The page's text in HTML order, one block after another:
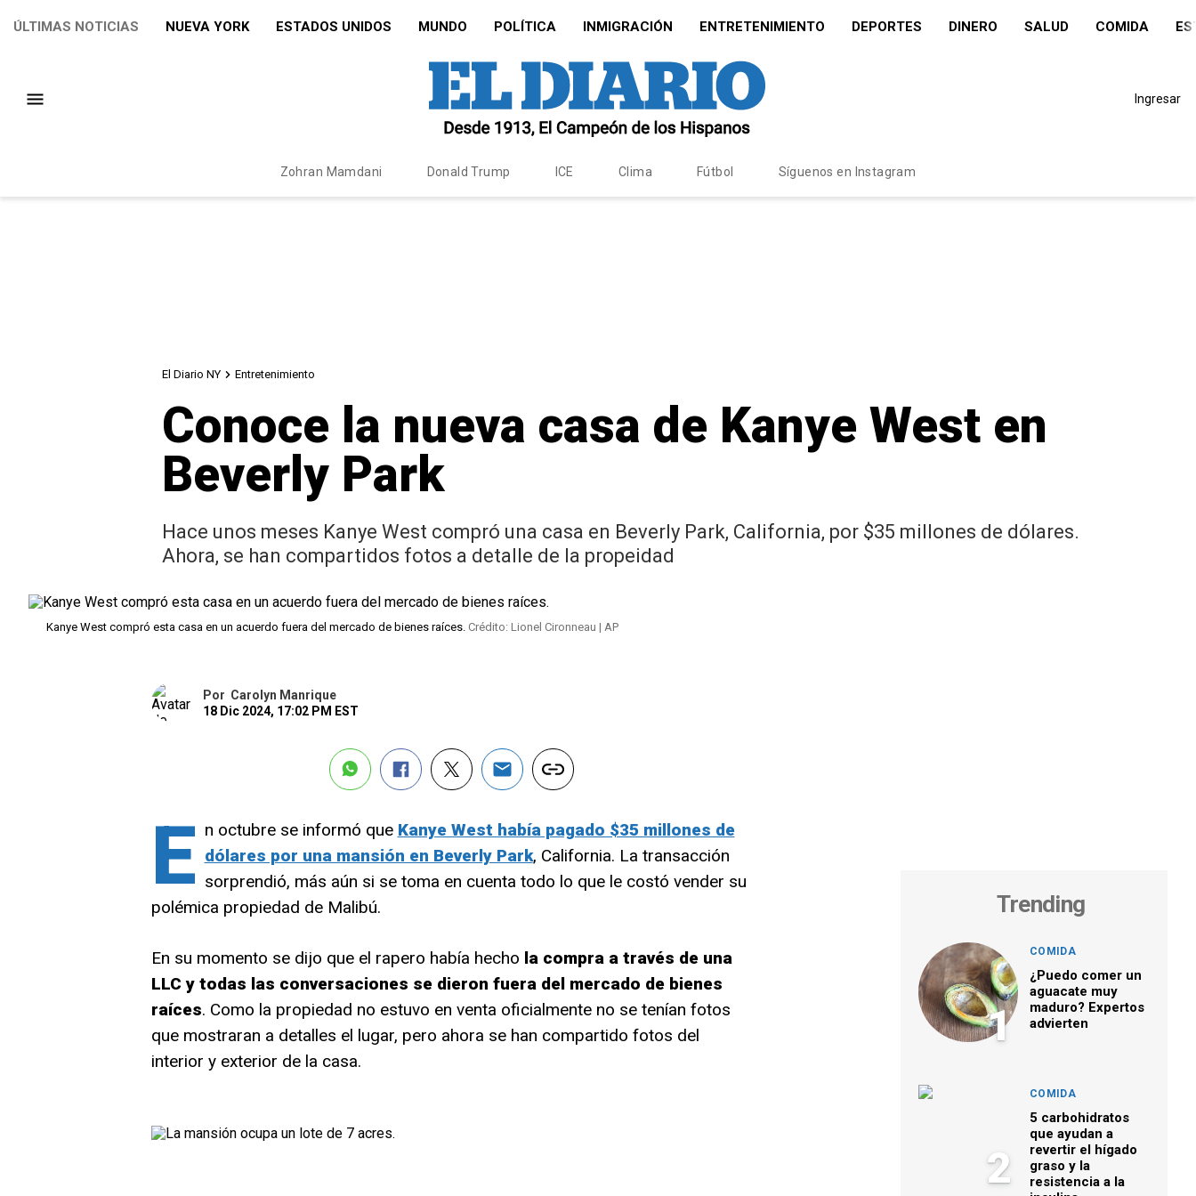
ÚLTIMAS NOTICIAS NUEVA YORK ESTADOS UNIDOS MUNDO POLÍTICA INMIGRACIÓN ENTRETENIMIENTO DEPORTES DINERO SALUD COMIDA
Ingresar
Zohran Mamdani Donald Trump ICE Clima Fútbol Síguenos en Instagram
El Diario NY Entretenimiento
Conoce la nueva casa de Kanye West en
Beverly Park
Hace unos meses Kanye West compró una casa en Beverly Park, California, por $35 millones de dólares.
Ahora, se han compartidos fotos a detalle de la propeidad
Kanye West compró esta casa en un acuerdo fuera del mercado de bienes raíces. Crédito: Lionel Cironneau | AP
Por Carolyn Manrique
18 Dic 2024, 17:02 PM EST
E n octubre se informó que Kanye West había pagado $35 millones de
dólares por una mansión en Beverly Park, California. La transacción
sorprendió, más aún si se toma en cuenta todo lo que le costó vender su
polémica propiedad de Malibú.
En su momento se dijo que el rapero había hecho la compra a través de una
LLC y todas las conversaciones se dieron fuera del mercado de bienes
raíces. Como la propiedad no estuvo en venta oficialmente no se tenían fotos
que mostraran a detalles el lugar, pero ahora se han compartido fotos del
interior y exterior de la casa.
Trending
1
COMIDA
¿Puedo comer un
aguacate muy
maduro? Expertos
advierten
2
COMIDA
5 carbohidratos
que ayudan a
revertir el hígado
graso y la
resistencia a la